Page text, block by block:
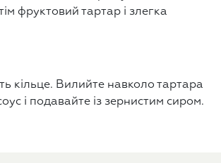
фруктовий тартар і злегка
кільце. Вилийте навколо тартара
і подавайте із зернистим сиром.